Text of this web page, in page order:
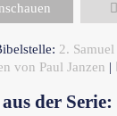
2.
von Paul Janzen |
der